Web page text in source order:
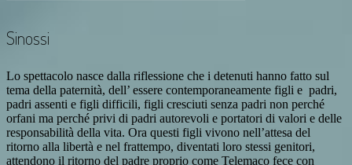
Sinossi
Lo spettacolo nasce dalla riflessione che i detenuti hanno fatto sul
tema della paternità, dell’ essere contemporaneamente figli e padri,
padri assenti e figli difficili, figli cresciuti senza padri non perché
orfani ma perché privi di padri autorevoli e portatori di valori e delle
responsabilità della vita. Ora questi figli vivono nell’attesa del
ritorno alla libertà e nel frattempo, diventati loro stessi genitori,
attendono il ritorno del padre proprio come Telemaco fece con